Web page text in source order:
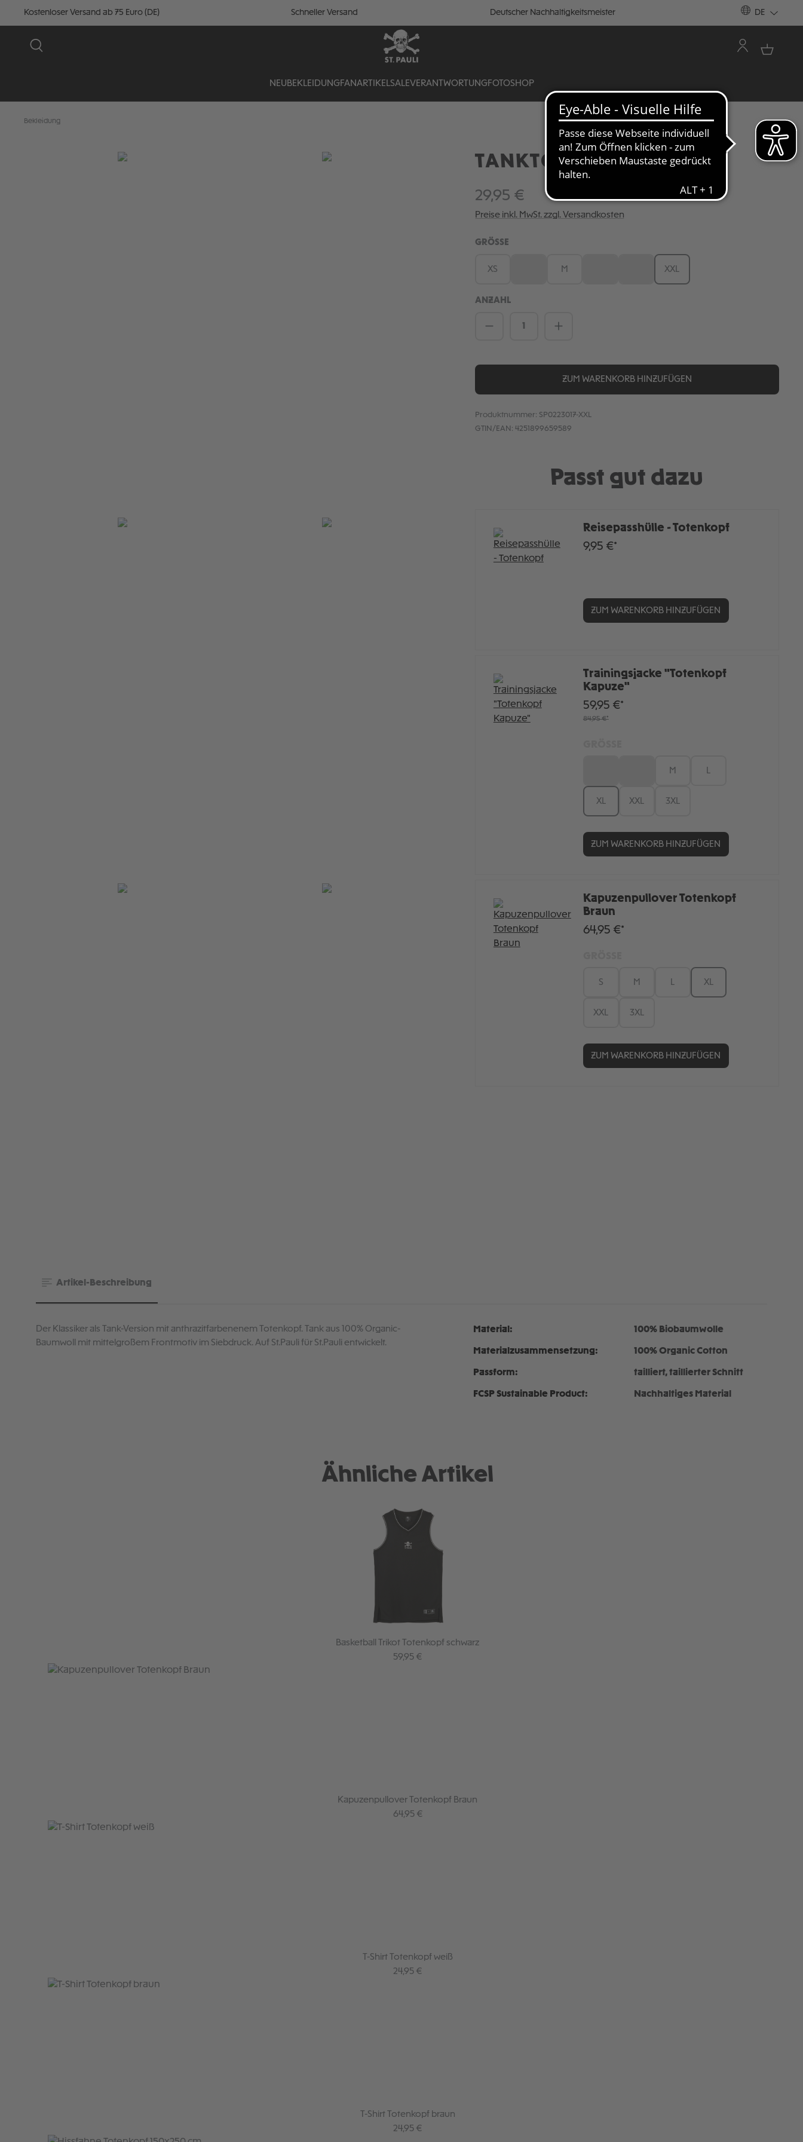
Kostenloser Versand ab 75 Euro (DE) Schneller Versand Deutscher Nachhaltigkeitsmeister DE
NEU BEKLEIDUNGFANARTIKELSALEVERANTWORTUNGFOTOSHOP
Bekleidung
Bildergalerie überspringen TANKTOP TOTENKOPF
29,95 €
Preise inkl. MwSt. zzgl. Versandkosten
GRÖSSE AUSWÄHLEN
XS M XXL
ANZAHL
Produkt Anzahl: Gib den gewünschten Wert
ZUM WARENKORB HINZUFÜGEN
Produktnummer: SP0223017-XXL
GTIN/EAN: 4251899659589
Passt gut dazu
Reisepasshülle - Totenkopf
9,95 €*
ZUM WARENKORB HINZUFÜGEN
Trainingsjacke "Totenkopf
Kapuze"
59,95 €*
84,95 €*
M
XL XXL 3XL
ZUM WARENKORB HINZUFÜGEN
Kapuzenpullover Totenkopf
Braun
64,95 €*
S M XL
XXL 3XL
ZUM WARENKORB HINZUFÜGEN
Artikel-Beschreibung
Der Klassiker als Tank-Version mit anthrazitfarbenenem Totenkopf. Tank aus 100% Organic-
Baumwoll mit mittelgroßem Frontmotiv im Siebdruck. Auf St.Pauli für St.Pauli entwickelt.
Material: 100% Biobaumwolle
Materialzusammensetzung: 100% Organic Cotton
Passform: tailliert, taillierter Schnitt
FCSP Sustainable Product: Nachhaltiges Material
Ähnliche Artikel
Basketball Trikot Totenkopf schwarz
Regulärer Preis:
59,95 €
Kapuzenpullover Totenkopf Braun
Regulärer Preis:
64,95 €
T-Shirt Totenkopf weiß
Regulärer Preis:
24,95 €
T-Shirt Totenkopf braun
Regulärer Preis:
24,95 €